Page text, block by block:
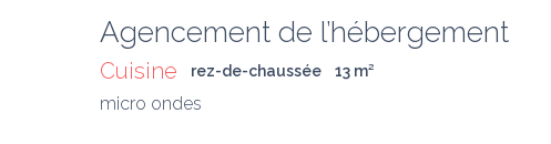
Agencement de l’hébergement
Cuisine rez-de-chaussée 13 m²
micro ondes